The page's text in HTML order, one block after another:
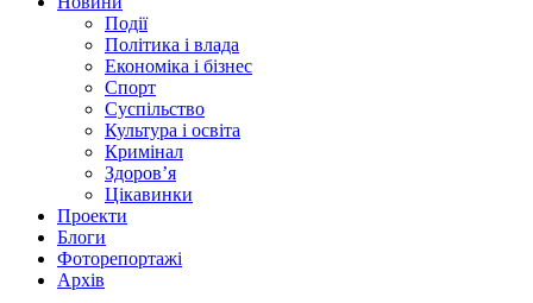
Події
Політика і влада
Економіка і бізнес
Спорт
Суспільство
Культура і освіта
Кримінал
Здоров’я
Цікавинки
Проекти
Блоги
Фоторепортажі
Архів